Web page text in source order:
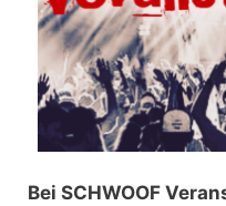
Bei SCHWOOF